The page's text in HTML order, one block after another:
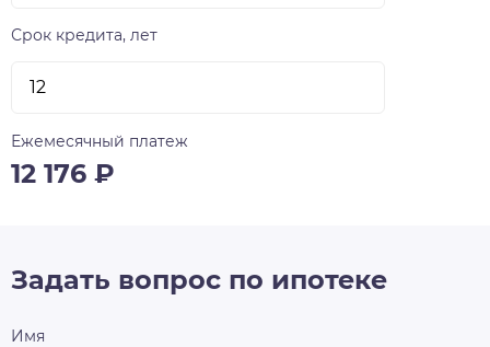
Срок кредита, лет
Ежемесячный платеж
12 176 ₽
Задать вопрос по ипотеке
Имя